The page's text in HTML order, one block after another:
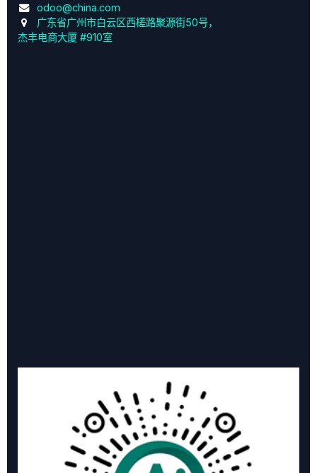
odoo@china.com
广东省广州市白云区西槎路聚源街50号，
杰丰电商大厦 #910室